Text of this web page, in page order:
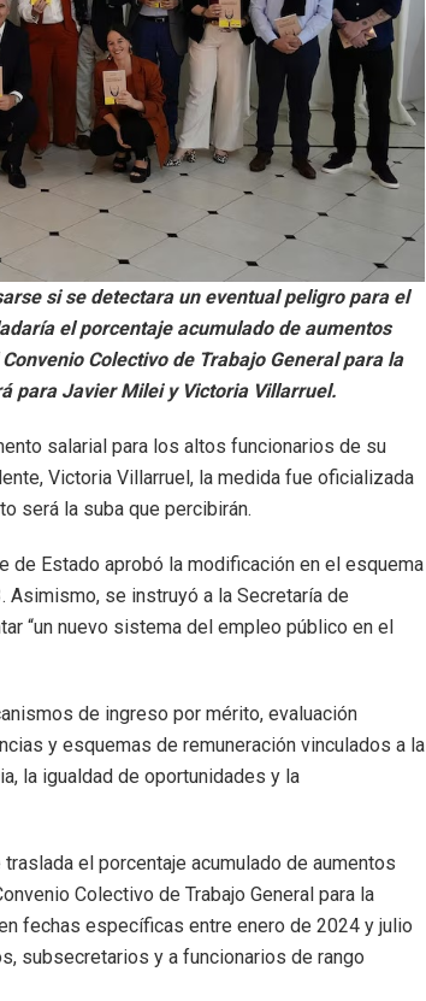
si se detectara un eventual peligro para el
el porcentaje acumulado de aumentos
Colectivo de Trabajo General para la
para Javier Milei y Victoria Villarruel.
salarial para los altos funcionarios de su
Victoria Villarruel, la medida fue oficializada
será la suba que percibirán.
Estado aprobó la modificación en el esquema
se instruyó a la Secretaría de
“un nuevo sistema del empleo público en el
de ingreso por mérito, evaluación
y esquemas de remuneración vinculados a la
la igualdad de oportunidades y la
el porcentaje acumulado de aumentos
Colectivo de Trabajo General para la
fechas específicas entre enero de 2024 y julio
subsecretarios y a funcionarios de rango